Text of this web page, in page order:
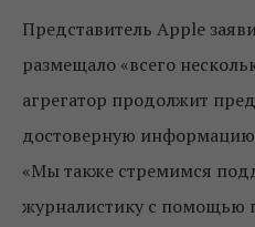
Представитель Apple
размещало «всего
агрегатор продолжит
достоверную информацию
«Мы также стремимся
журналистику с помощью